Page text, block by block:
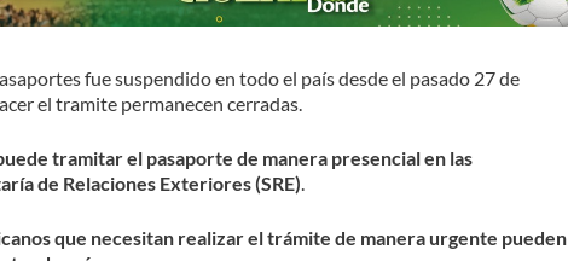
fue suspendido en todo el país desde el pasado 27 de
el tramite permanecen cerradas.
tramitar el pasaporte de manera presencial en las
de Relaciones Exteriores (SRE).
que necesitan realizar el trámite de manera urgente pueden